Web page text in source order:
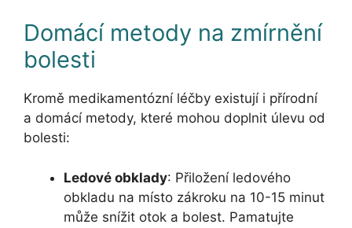
Domácí metody na zmírnění
bolesti
Kromě medikamentózní léčby existují i přírodní
a domácí metody, které mohou doplnit úlevu od
bolesti:
Ledové obklady: Přiložení ledového
obkladu na místo zákroku na 10-15 minut
může snížit otok a bolest. Pamatujte